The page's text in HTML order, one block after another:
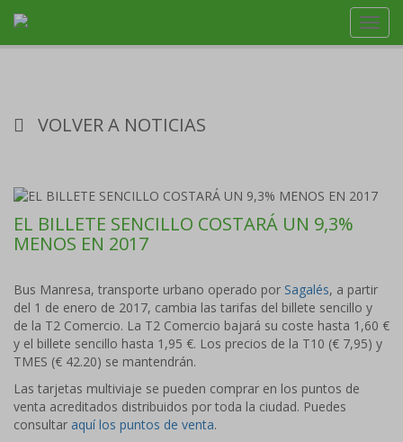
VOLVER A NOTICIAS
EL BILLETE SENCILLO COSTARÁ UN 9,3%
MENOS EN 2017
Bus Manresa, transporte urbano operado por Sagalés, a partir
del 1 de enero de 2017, cambia las tarifas del billete sencillo y
de la T2 Comercio. La T2 Comercio bajará su coste hasta 1,60 €
y el billete sencillo hasta 1,95 €. Los precios de la T10 (€ 7,95) y
TMES (€ 42.20) se mantendrán.
Las tarjetas multiviaje se pueden comprar en los puntos de
venta acreditados distribuidos por toda la ciudad. Puedes
consultar aquí los puntos de venta.